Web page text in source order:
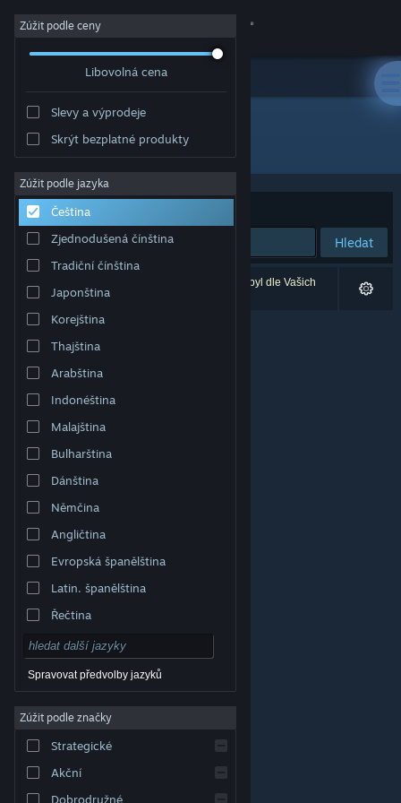
Přihlásit se
Komunita
Informace
Podpora
Změnit jazyk
Mobilní aplikace služby Steam
Desktopová verze stránky
© Valve Corporation. Všechna práva vyhrazena.
příslušných subjektů v USA a dalších zemích.
Smlouva o užívání služby Steam
Cookies
Zúžit podle ceny
Libovolná cena
Slevy a výprodeje
Skrýt bezplatné produkty
Zúžit podle jazyka
Čeština
Zjednodušená čínština
Tradiční čínština
Japonština
Korejština
Thajština
Arabština
Indonéština
Malajština
Bulharština
Dánština
Němčina
Angličtina
Evropská španělština
Latin. španělština
Řečtina
Spravovat předvolby jazyků
Zúžit podle značky
Strategické
Akční
Dobrodružné
Vývojář: Betagames Group
Seřadit podle
Hledat
Vašemu zadání odpovídá 0 výsledků. 1 produkt byl dle Vašich
předvoleb vyloučen z výsledků vyhledávání.